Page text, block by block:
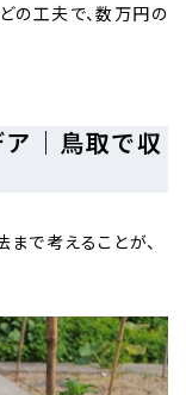
の工夫で、数万円の
｜鳥取で収
で考えることが、